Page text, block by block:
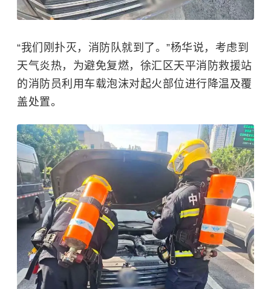
“我们刚扑灭，消防队就到了。”杨华说，考虑到
天气炎热，为避免复燃，徐汇区天平消防救援站
的消防员利用车载泡沫对起火部位进行降温及覆
盖处置。